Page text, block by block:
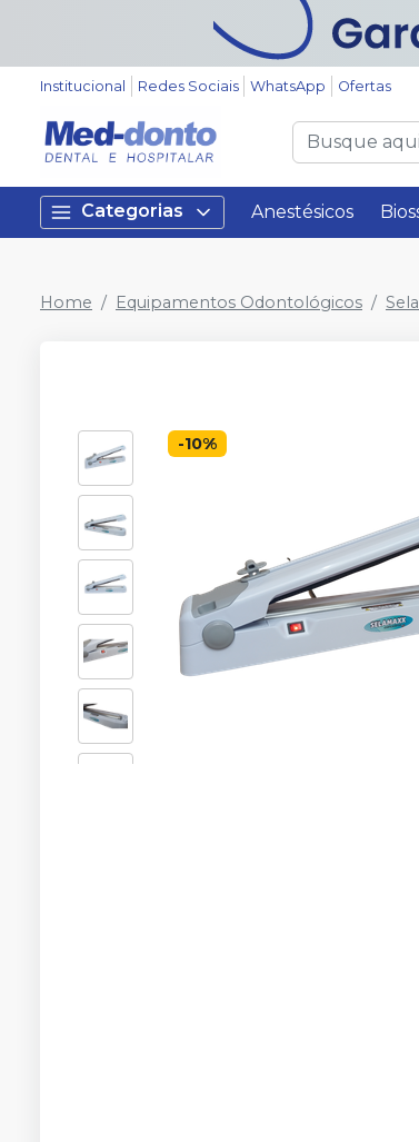
Institucional Redes Sociais WhatsApp Ofertas
Categorias Anestésicos
Home Equipamentos Odontológicos
-10%